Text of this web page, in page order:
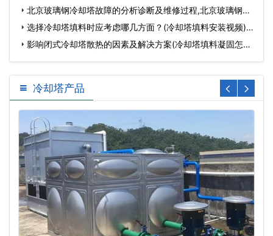
… 北京玻璃钢冷却塔故障的分析诊断及维修过程,北京玻璃钢冷
却…选择冷却塔填料时应考虑哪几方面？(冷却塔填料安装视频)…
影响闭式冷却塔散热的因素及解决方案(冷却塔填料凝固怎么
拆…
冷却塔产品